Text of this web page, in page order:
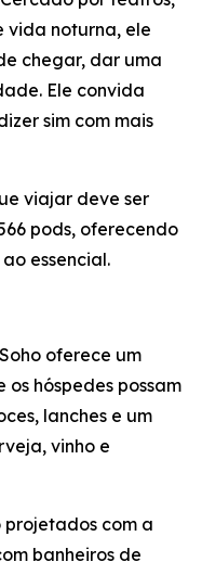
vida noturna, ele
chegar, dar uma
Ele convida
sim com mais
viajar deve ser
pods, oferecendo
essencial.
oferece um
hóspedes possam
lanches e um
vinho e
projetados com a
banheiros de